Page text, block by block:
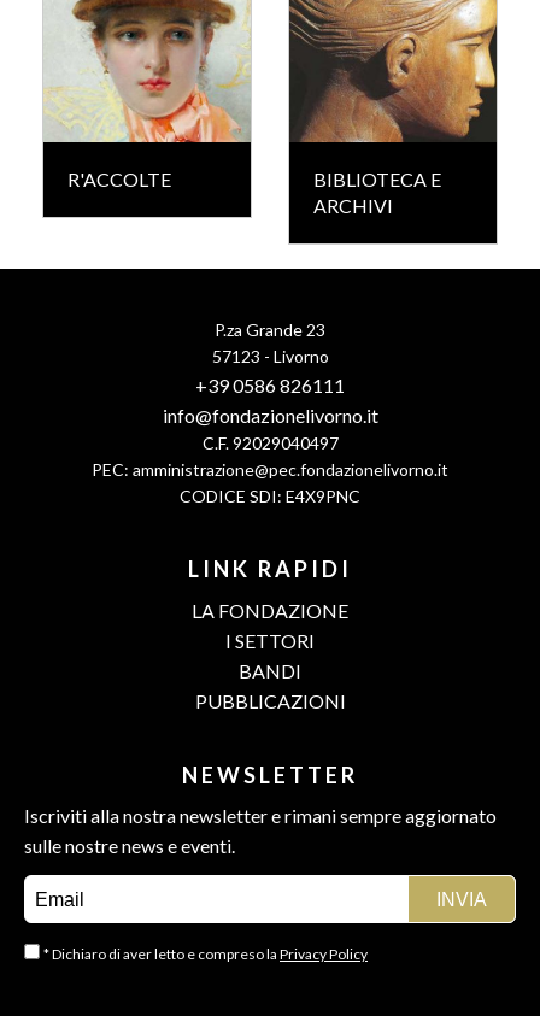
R'ACCOLTE
BIBLIOTECA E
ARCHIVI
P.za Grande 23
57123 - Livorno
+39 0586 826111
info@fondazionelivorno.it
C.F. 92029040497
PEC: amministrazione@pec.fondazionelivorno.it
CODICE SDI: E4X9PNC
LINK RAPIDI
LA FONDAZIONE
I SETTORI
BANDI
PUBBLICAZIONI
NEWSLETTER
Iscriviti alla nostra newsletter e rimani sempre aggiornato
sulle nostre news e eventi.
* Dichiaro di aver letto e compreso la Privacy Policy